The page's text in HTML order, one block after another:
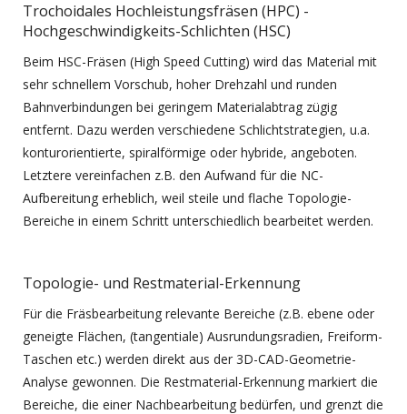
Trochoidales Hochleistungsfräsen (HPC) -
Hochgeschwindigkeits-Schlichten (HSC)
Beim HSC-Fräsen (High Speed Cutting) wird das Material mit
sehr schnellem Vorschub, hoher Drehzahl und runden
Bahnverbindungen bei geringem Materialabtrag zügig
entfernt. Dazu werden verschiedene Schlichtstrategien, u.a.
konturorientierte, spiralförmige oder hybride, angeboten.
Letztere vereinfachen z.B. den Aufwand für die NC-
Aufbereitung erheblich, weil steile und flache Topologie-
Bereiche in einem Schritt unterschiedlich bearbeitet werden.
Topologie- und Restmaterial-Erkennung
Für die Fräsbearbeitung relevante Bereiche (z.B. ebene oder
geneigte Flächen, (tangentiale) Ausrundungsradien, Freiform-
Taschen etc.) werden direkt aus der 3D-CAD-Geometrie-
Analyse gewonnen. Die Restmaterial-Erkennung markiert die
Bereiche, die einer Nachbearbeitung bedürfen, und grenzt die